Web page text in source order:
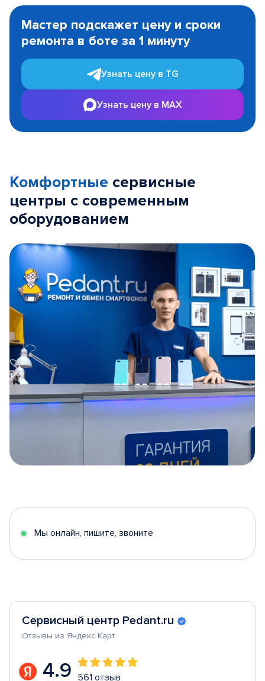
1
Мастер подскажет цену и сроки
ремонта в боте за 1 минуту
Узнать цену в TG
Узнать цену в MAX
Комфортные сервисные
центры с современным
оборудованием
5
Мы онлайн, пишите, звоните
Сервисный центр Pedant.ru
Отзывы из Яндекс Карт
4.9 561 отзыв